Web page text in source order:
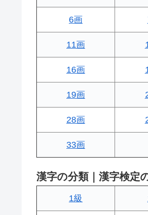
6画
11画
16画
19画
28画
33画
漢字の分類｜漢字検定
1級